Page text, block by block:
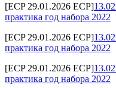
[ECP 29.01.2026 ECP]
практика год набора 2022
[ECP 29.01.2026 ECP]
практика год набора 2022
[ECP 29.01.2026 ECP]
практика год набора 2022